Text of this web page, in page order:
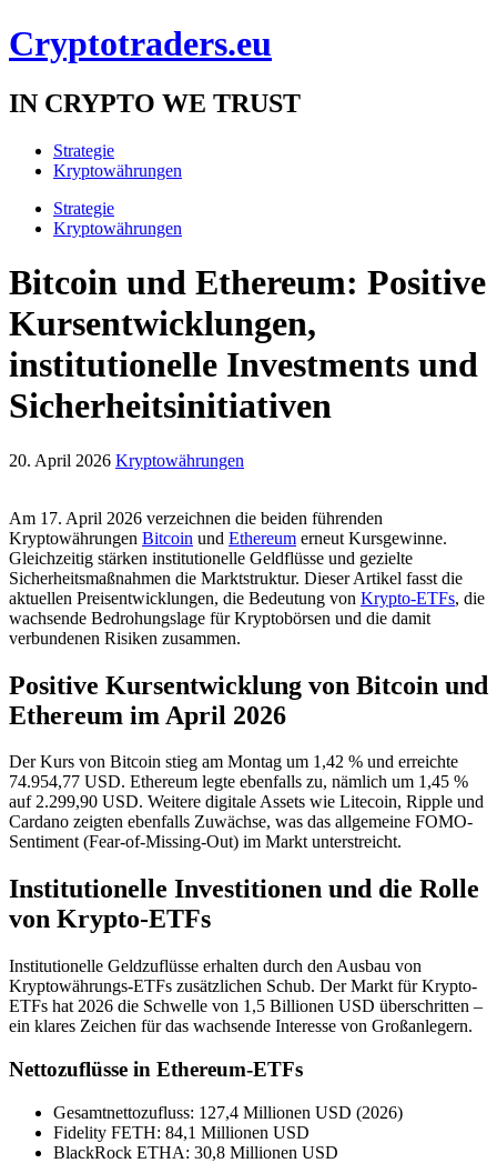
Cryptotraders.eu
IN CRYPTO WE TRUST
Strategie
Kryptowährungen
Strategie
Kryptowährungen
Bitcoin und Ethereum: Positive
Kursentwicklungen,
institutionelle Investments und
Sicherheitsinitiativen
20. April 2026 Kryptowährungen
Am 17. April 2026 verzeichnen die beiden führenden
Kryptowährungen Bitcoin und Ethereum erneut Kursgewinne.
Gleichzeitig stärken institutionelle Geldflüsse und gezielte
Sicherheitsmaßnahmen die Marktstruktur. Dieser Artikel fasst die
aktuellen Preisentwicklungen, die Bedeutung von Krypto-ETFs, die
wachsende Bedrohungslage für Kryptobörsen und die damit
verbundenen Risiken zusammen.
Positive Kursentwicklung von Bitcoin und
Ethereum im April 2026
Der Kurs von Bitcoin stieg am Montag um 1,42 % und erreichte
74.954,77 USD. Ethereum legte ebenfalls zu, nämlich um 1,45 %
auf 2.299,90 USD. Weitere digitale Assets wie Litecoin, Ripple und
Cardano zeigten ebenfalls Zuwächse, was das allgemeine FOMO-
Sentiment (Fear-of-Missing-Out) im Markt unterstreicht.
Institutionelle Investitionen und die Rolle
von Krypto-ETFs
Institutionelle Geldzuflüsse erhalten durch den Ausbau von
Kryptowährungs-ETFs zusätzlichen Schub. Der Markt für Krypto-
ETFs hat 2026 die Schwelle von 1,5 Billionen USD überschritten –
ein klares Zeichen für das wachsende Interesse von Großanlegern.
Nettozuflüsse in Ethereum-ETFs
Gesamtnettozufluss: 127,4 Millionen USD (2026)
Fidelity FETH: 84,1 Millionen USD
BlackRock ETHA: 30,8 Millionen USD